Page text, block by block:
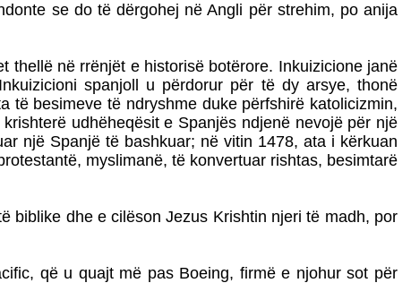
se do të dërgohej në Angli për strehim, po anija
thellë në rrënjët e historisë botërore. Inkuizicione janë
spanjoll u përdorur për të dy arsye, thonë
të besimeve të ndryshme duke përfshirë katolicizmin,
udhëheqësit e Spanjës ndjenë nevojë për një
një Spanjë të bashkuar; në vitin 1478, ata i kërkuan
myslimanë, të konvertuar rishtas, besimtarë
biblike dhe e cilëson Jezus Krishtin njeri të madh, por
që u quajt më pas Boeing, firmë e njohur sot për